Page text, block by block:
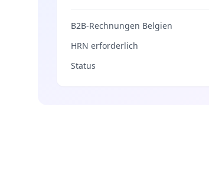
B2B-Rechnungen Belgien
HRN erforderlich
Status